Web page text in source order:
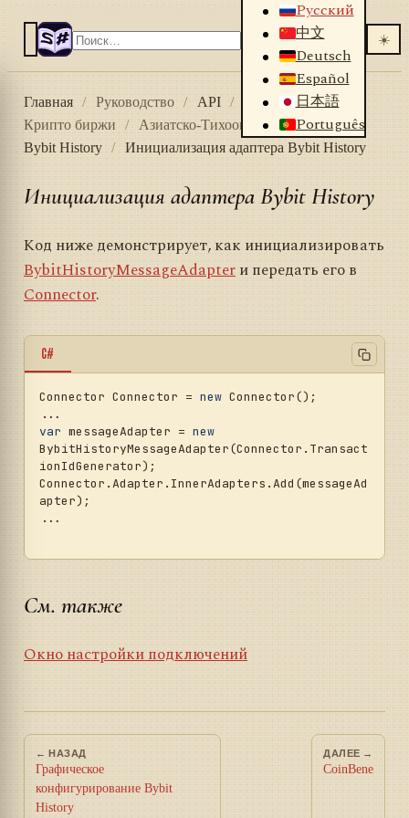
Русский
中文
Deutsch
Español
日本語
Português
☀️
Главная / Руководство / API / Коннекторы
/
Крипто биржи
/ Азиатско-Тихоокеанский регион
/
Bybit History
/ Инициализация адаптера Bybit History
Инициализация адаптера Bybit History
Код ниже демонстрирует, как инициализировать
BybitHistoryMessageAdapterи передать его в
Connector.
C#
Connector Connector = new Connector();
var messageAdapter = new
BybitHistoryMessageAdapter(Connector.Transact
ionIdGenerator);
Connector.Adapter.InnerAdapters.Add(messageAd
apter);
...
См. также
Окно настройки подключений
← НАЗАД
Графическое
конфигурирование Bybit
History
ДАЛЕЕ →
CoinBene